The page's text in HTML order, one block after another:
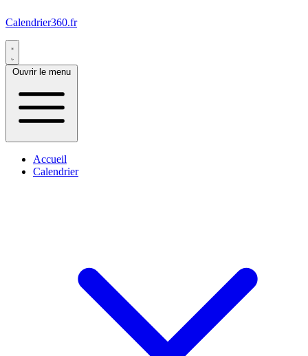
Calendrier360.fr
Ouvrir le menu
Accueil
Calendrier